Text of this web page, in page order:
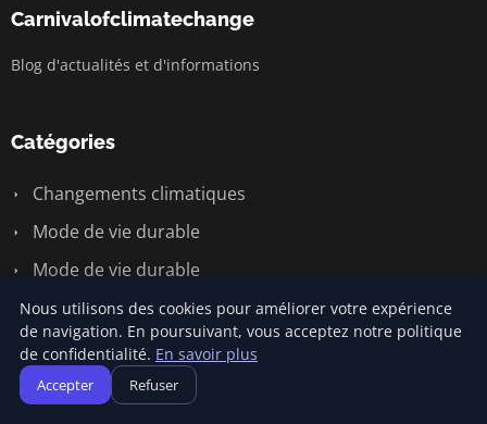
Carnivalofclimatechange
Blog d'actualités et d'informations
Catégories
Changements climatiques
Mode de vie durable
Mode de vie durable
Responsabilité sociale des entreprises
Écologie et environnement
Énergie renouvelable
Nous utilisons des cookies pour améliorer votre expérience
de navigation. En poursuivant, vous acceptez notre politique
de confidentialité. En savoir plus
Accepter Refuser